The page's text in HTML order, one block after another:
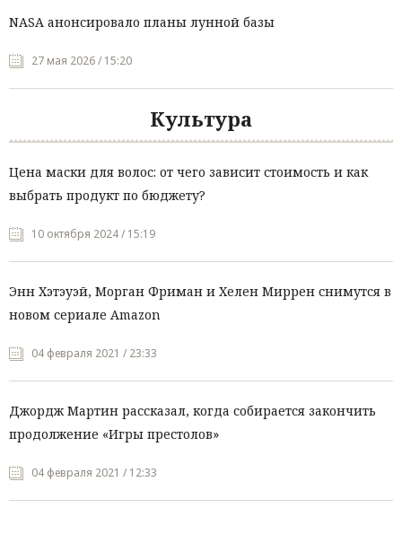
NASA анонсировало планы лунной базы
27 мая 2026 / 15:20
Культура
Цена маски для волос: от чего зависит стоимость и как
выбрать продукт по бюджету?
10 октября 2024 / 15:19
Энн Хэтэуэй, Морган Фриман и Хелен Миррен снимутся в
новом сериале Amazon
04 февраля 2021 / 23:33
Джордж Мартин рассказал, когда собирается закончить
продолжение «Игры престолов»
04 февраля 2021 / 12:33